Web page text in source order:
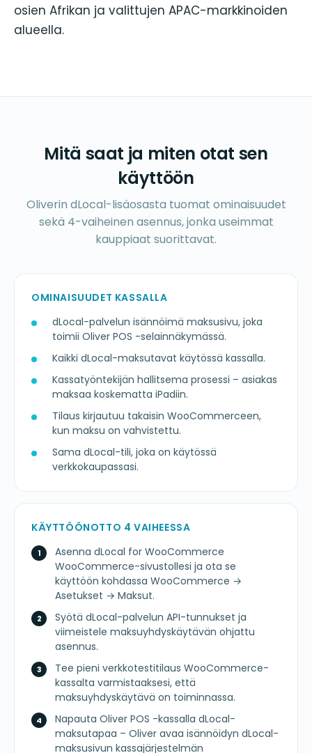
osien Afrikan ja valittujen APAC-markkinoiden
alueella.
Mitä saat ja miten otat sen
käyttöön
Oliverin dLocal-lisäosasta tuomat ominaisuudet
sekä 4-vaiheinen asennus, jonka useimmat
kauppiaat suorittavat.
OMINAISUUDET KASSALLA
dLocal-palvelun isännöimä maksusivu, joka
toimii Oliver POS -selainnäkymässä.
Kaikki dLocal-maksutavat käytössä kassalla.
Kassatyöntekijän hallitsema prosessi – asiakas
maksaa koskematta iPadiin.
Tilaus kirjautuu takaisin WooCommerceen,
kun maksu on vahvistettu.
Sama dLocal-tili, joka on käytössä
verkkokaupassasi.
KÄYTTÖÖNOTTO 4 VAIHEESSA
Asenna dLocal for WooCommerce
WooCommerce-sivustollesi ja ota se
käyttöön kohdassa WooCommerce →
Asetukset → Maksut.
Syötä dLocal-palvelun API-tunnukset ja
viimeistele maksuyhdyskäytävän ohjattu
asennus.
Tee pieni verkkotestitilaus WooCommerce-
kassalta varmistaaksesi, että
maksuyhdyskäytävä on toiminnassa.
Napauta Oliver POS -kassalla dLocal-
maksutapaa – Oliver avaa isännöidyn dLocal-
maksusivun kassajärjestelmän